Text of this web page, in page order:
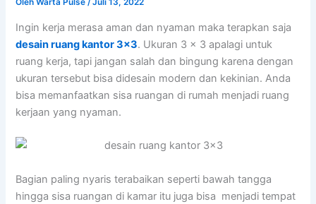
OlehWarta Pulse/Juli 13, 2022
Ingin kerja merasa aman dan nyaman maka terapkan saja
desain ruang kantor 3×3. Ukuran 3 x 3 apalagi untuk
ruang kerja, tapi jangan salah dan bingung karena dengan
ukuran tersebut bisa didesain modern dan kekinian. Anda
bisa memanfaatkan sisa ruangan di rumah menjadi ruang
kerjaan yang nyaman.
Bagian paling nyaris terabaikan seperti bawah tangga
hingga sisa ruangan di kamar itu juga bisa menjadi tempat